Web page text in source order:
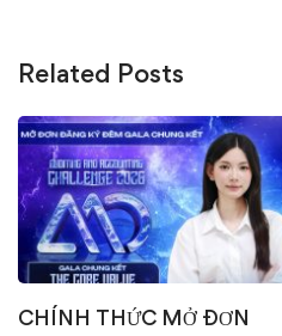
Related Posts
CHÍNH THỨC MỞ ĐƠN